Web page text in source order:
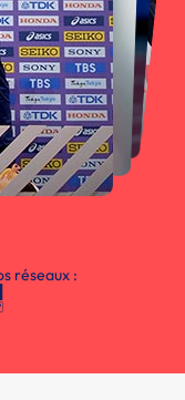
réseaux :